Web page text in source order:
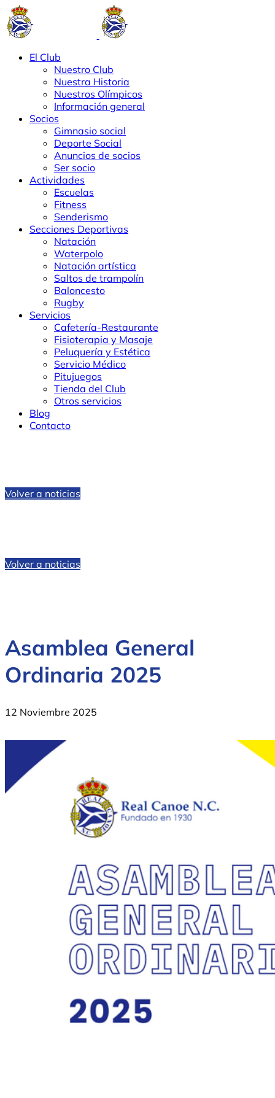
El Club
Nuestro Club
Nuestra Historia
Nuestros Olímpicos
Información general
Socios
Gimnasio social
Deporte Social
Anuncios de socios
Ser socio
Actividades
Escuelas
Fitness
Senderismo
Secciones Deportivas
Natación
Waterpolo
Natación artística
Saltos de trampolín
Baloncesto
Rugby
Servicios
Cafetería-Restaurante
Fisioterapia y Masaje
Peluquería y Estética
Servicio Médico
Pitujuegos
Tienda del Club
Otros servicios
Blog
Contacto
Volver a noticias
Volver a noticias
Asamblea General
Ordinaria 2025
12 Noviembre 2025